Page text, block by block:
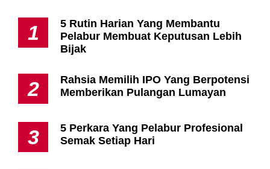
1
5 Rutin Harian Yang Membantu
Pelabur Membuat Keputusan Lebih
Bijak
2
Rahsia Memilih IPO Yang Berpotensi
Memberikan Pulangan Lumayan
3
5 Perkara Yang Pelabur Profesional
Semak Setiap Hari